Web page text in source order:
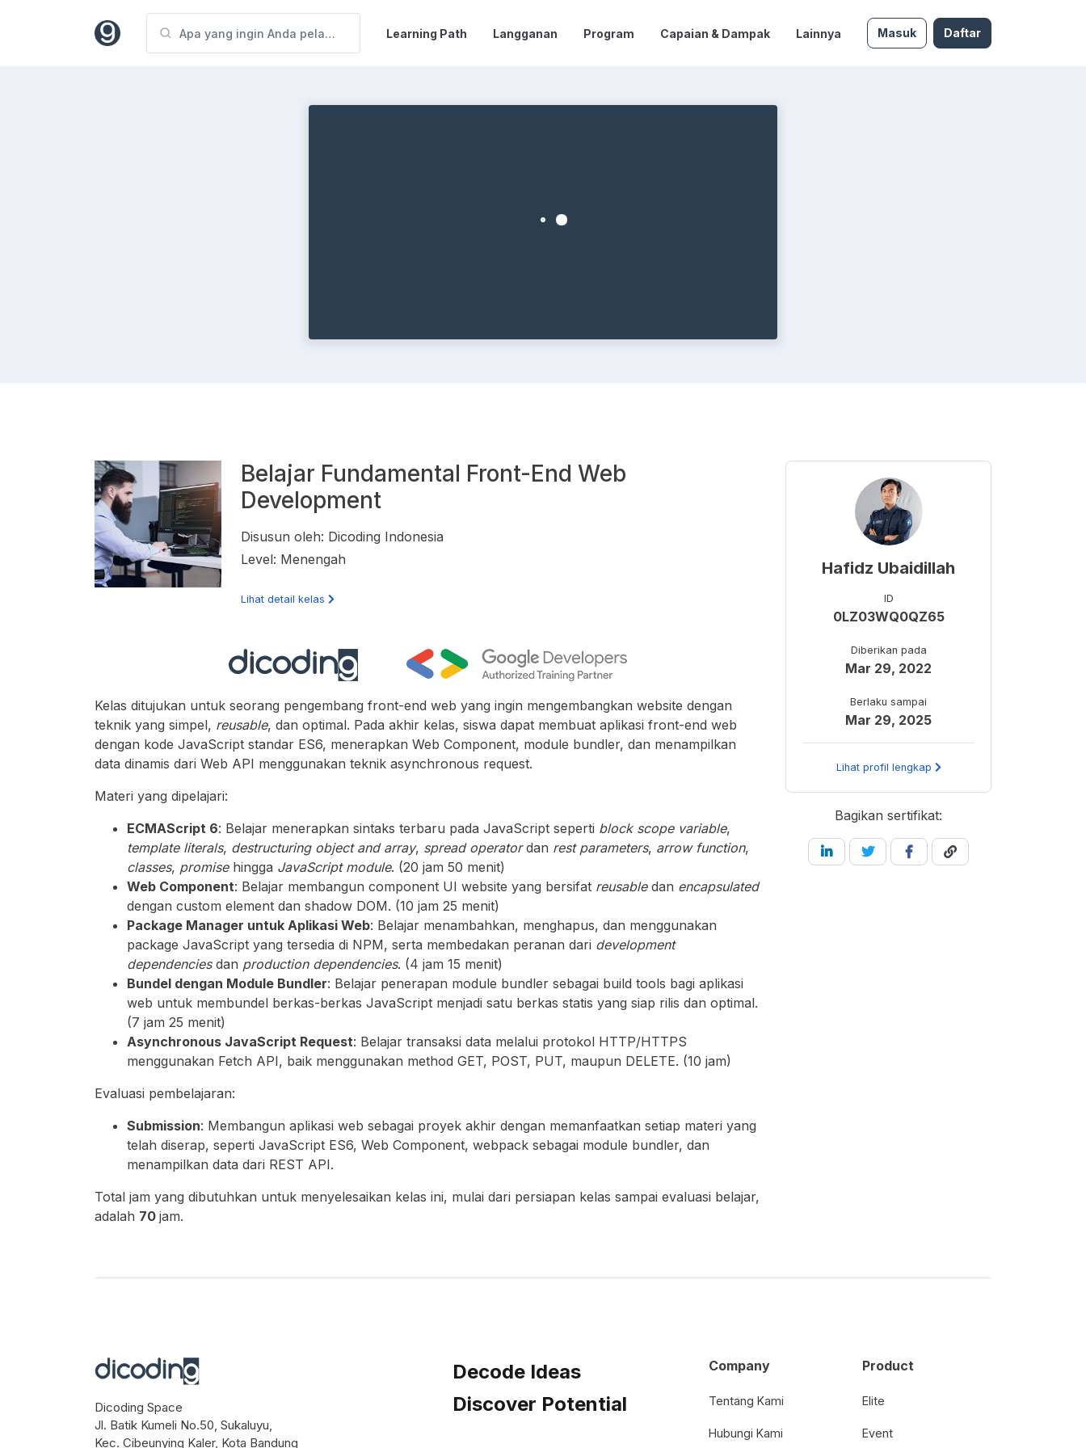
Learning Path Langganan Program Capaian & Dampak Lainnya Masuk Daftar
Hafidz Ubaidillah
ID
0LZ03WQ0QZ65
Diberikan pada
Mar 29, 2022
Berlaku sampai
Mar 29, 2025
Lihat profil lengkap
Bagikan sertifikat:
Belajar Fundamental Front-End Web
Development
Disusun oleh: Dicoding Indonesia
Level: Menengah
Lihat detail kelas
Kelas ditujukan untuk seorang pengembang front-end web yang ingin mengembangkan website dengan
teknik yang simpel, reusable, dan optimal. Pada akhir kelas, siswa dapat membuat aplikasi front-end web
dengan kode JavaScript standar ES6, menerapkan Web Component, module bundler, dan menampilkan
data dinamis dari Web API menggunakan teknik asynchronous request.
Materi yang dipelajari:
ECMAScript 6: Belajar menerapkan sintaks terbaru pada JavaScript seperti block scope variable,
template literals, destructuring object and array, spread operatordan rest parameters, arrow function,
classes, promisehingga JavaScript module. (20 jam 50 menit)
Web Component: Belajar membangun component UI website yang bersifat reusabledan encapsulated
dengan custom element dan shadow DOM. (10 jam 25 menit)
Package Manager untuk Aplikasi Web: Belajar menambahkan, menghapus, dan menggunakan
package JavaScript yang tersedia di NPM, serta membedakan peranan dari development
dependenciesdan production dependencies. (4 jam 15 menit)
Bundel dengan Module Bundler: Belajar penerapan module bundler sebagai build tools bagi aplikasi
web untuk membundel berkas-berkas JavaScript menjadi satu berkas statis yang siap rilis dan optimal.
(7 jam 25 menit)
Asynchronous JavaScript Request: Belajar transaksi data melalui protokol HTTP/HTTPS
menggunakan Fetch API, baik menggunakan method GET, POST, PUT, maupun DELETE. (10 jam)
Evaluasi pembelajaran:
Submission: Membangun aplikasi web sebagai proyek akhir dengan memanfaatkan setiap materi yang
telah diserap, seperti JavaScript ES6, Web Component, webpack sebagai module bundler, dan
menampilkan data dari REST API.
Total jam yang dibutuhkan untuk menyelesaikan kelas ini, mulai dari persiapan kelas sampai evaluasi belajar,
adalah 70 jam.
Dicoding Space
Jl. Batik Kumeli No.50, Sukaluyu,
Kec. Cibeunying Kaler, Kota Bandung
Decode Ideas
Discover Potential
Company
Tentang Kami
Hubungi Kami
Product
Elite
Event